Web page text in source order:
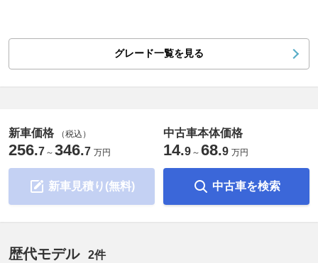
グレード一覧を見る
新車価格 （税込）
256.7 ～ 346.7 万円
新車見積り(無料)
中古車本体価格
14.9 ～ 68.9 万円
中古車を検索
歴代モデル 2件